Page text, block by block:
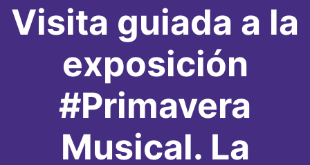
Visita guiada a la
exposición
#Primavera
Musical. La